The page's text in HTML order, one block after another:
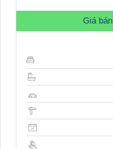
Giá bán